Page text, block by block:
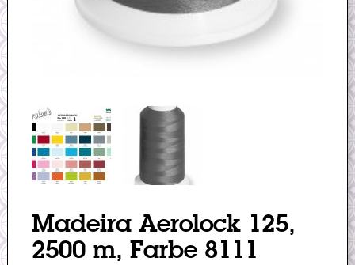
Madeira Aerolock 125,
2500 m, Farbe 8111